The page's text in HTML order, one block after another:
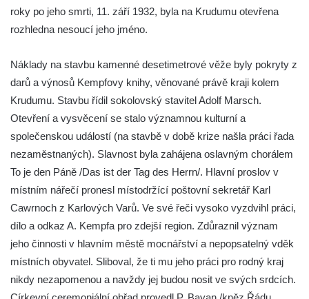
Rozhledna Stradonka
Vyhlídka Korzovka pod Hvozdem
Vyhlídka Taubenstein nad Křinicí u
Hinterhermsdorfu
Vyhlídka Grenzplatte u Ostrovských skal
Vyhlídka Signal nedaleko skály Katzfels u
Cunnersdorfu
Vyhlídka Katzfels u Cunnersdorfu
Vyhlídka na západním okraji Slánské hory
Vyhlídky na Slánské hoře ve Slaném
Labská vyhlídka v Hřensku
Vyhlídka pod Zlatým vrchem u Bečova nad
roky po jeho smrti, 11. září 1932, byla na Krudumu otevřena
rozhledna nesoucí jeho jméno.
Náklady na stavbu kamenné desetimetrové věže byly pokryty z
darů a výnosů Kempfovy knihy, věnované právě kraji kolem
Krudumu. Stavbu řídil sokolovský stavitel Adolf Marsch.
Otevření a vysvěcení se stalo významnou kulturní a
společenskou událostí (na stavbě v době krize našla práci řada
nezaměstnaných). Slavnost byla zahájena oslavným chorálem
To je den Páně /Das ist der Tag des Herrn/. Hlavní proslov v
místním nářečí pronesl místodržící poštovní sekretář Karl
Cawrnoch z Karlových Varů. Ve své řeči vysoko vyzdvihl práci,
dílo a odkaz A. Kempfa pro zdejší region. Zdůraznil význam
jeho činnosti v hlavním městě mocnářství a nepopsatelný vděk
místních obyvatel. Sliboval, že ti mu jeho práci pro rodný kraj
nikdy nezapomenou a navždy jej budou nosit ve svých srdcích.